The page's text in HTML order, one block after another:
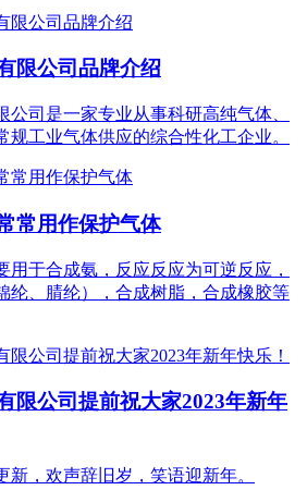
限公司品牌介绍
公司是一家专业从事科研高纯气体、
规工业气体供应的综合性化工企业。
常用作保护气体
用于合成氨，反应反应为可逆反应，
纶、腈纶），合成树脂，合成橡胶等
限公司提前祝大家2023年新年
新，欢声辞旧岁，笑语迎新年。